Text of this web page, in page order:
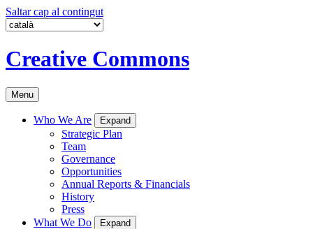
Saltar cap al contingut
Creative Commons
Menu
Who We Are Expand
Strategic Plan
Team
Governance
Opportunities
Annual Reports & Financials
History
Press
What We Do
Expand